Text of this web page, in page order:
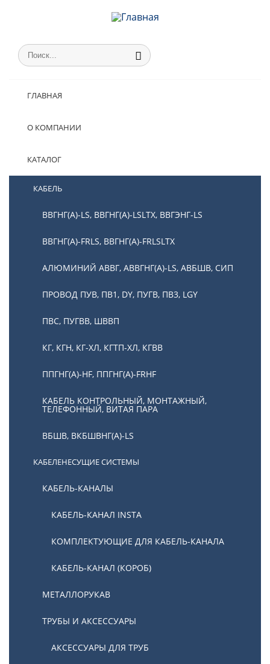
ГЛАВНАЯ
О КОМПАНИИ
КАТАЛОГ
КАБЕЛЬ
ВВГНГ(А)-LS, ВВГНГ(А)-LSLTX, ВВГЭНГ-LS
ВВГНГ(А)-FRLS, ВВГНГ(А)-FRLSLTX
АЛЮМИНИЙ АВВГ, АВВГНГ(А)-LS, АВБШВ, СИП
ПРОВОД ПУВ, ПВ1, DY, ПУГВ, ПВ3, LGY
ПВС, ПУГВВ, ШВВП
КГ, КГН, КГ-ХЛ, КГТП-ХЛ, КГВВ
ППГНГ(А)-HF, ППГНГ(А)-FRHF
КАБЕЛЬ КОНТРОЛЬНЫЙ, МОНТАЖНЫЙ,
ТЕЛЕФОННЫЙ, ВИТАЯ ПАРА
ВБШВ, ВКБШВНГ(А)-LS
КАБЕЛЕНЕСУЩИЕ СИСТЕМЫ
КАБЕЛЬ-КАНАЛЫ
КАБЕЛЬ-КАНАЛ INSTA
КОМПЛЕКТУЮЩИЕ ДЛЯ КАБЕЛЬ-КАНАЛА
КАБЕЛЬ-КАНАЛ (КОРОБ)
МЕТАЛЛОРУКАВ
ТРУБЫ И АКСЕССУАРЫ
АКСЕССУАРЫ ДЛЯ ТРУБ